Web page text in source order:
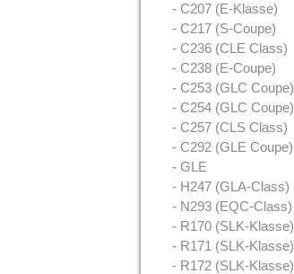
- C207 (E-Klasse)
- C217 (S-Coupe)
- C236 (CLE Class)
- C238 (E-Coupe)
- C253 (GLC Coupe)
- C254 (GLC Coupe)
- C257 (CLS Class)
- C292 (GLE Coupe)
- GLE
- H247 (GLA-Class)
- N293 (EQC-Class)
- R170 (SLK-Klasse)
- R171 (SLK-Klasse)
- R172 (SLK-Klasse)